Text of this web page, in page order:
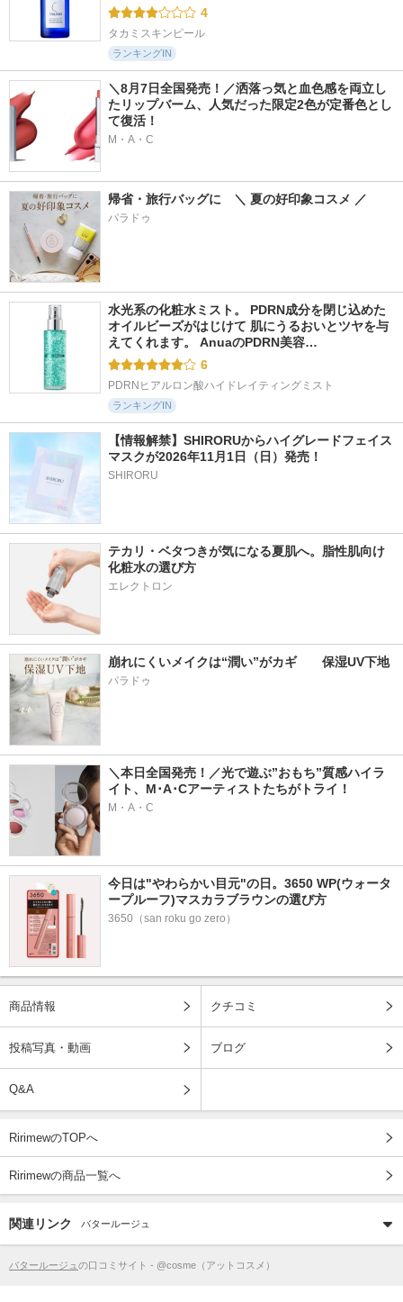
4
タカミスキンピール
ランキングIN
＼8月7日全国発売！／洒落っ気と血色感を両立し
たリップバーム、人気だった限定2色が定番色とし
て復活！
M・A・C
帰省・旅行バッグに　＼ 夏の好印象コスメ ／
パラドゥ
水光系の化粧水ミスト。 PDRN成分を閉じ込めた
オイルビーズがはじけて 肌にうるおいとツヤを与
えてくれます。 AnuaのPDRN美容…
6
PDRNヒアルロン酸ハイドレイティングミスト
ランキングIN
【情報解禁】SHIRORUからハイグレードフェイス
マスクが2026年11月1日（日）発売！
SHIRORU
テカリ・ベタつきが気になる夏肌へ。脂性肌向け
化粧水の選び方
エレクトロン
崩れにくいメイクは“潤い”がカギ　　保湿UV下地
パラドゥ
＼本日全国発売！／光で遊ぶ”おもち”質感ハイラ
イト、M･A･Cアーティストたちがトライ！
M・A・C
今日は"やわらかい目元"の日。3650 WP(ウォータ
ープルーフ)マスカラブラウンの選び方
3650（san roku go zero）
商品情報 クチコミ
投稿写真・動画 ブログ
Q&A
RirimewのTOPへ
Ririmewの商品一覧へ
関連リンク バタールージュ
バタールージュ の口コミサイト - @cosme（アットコスメ）